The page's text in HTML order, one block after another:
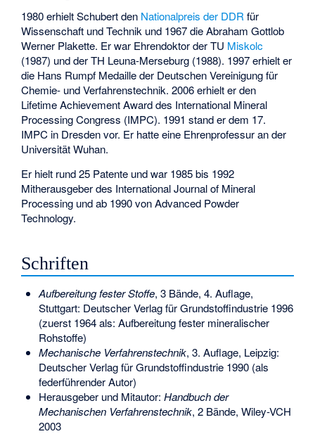
1980 erhielt Schubert den Nationalpreis der DDRfür
Wissenschaft und Technik und 1967 die Abraham Gottlob
Werner Plakette. Er war Ehrendoktor der TU Miskolc
(1987) und der TH Leuna-Merseburg (1988). 1997 erhielt er
die Hans Rumpf Medaille der Deutschen Vereinigung für
Chemie- und Verfahrenstechnik. 2006 erhielt er den
Lifetime Achievement Award des International Mineral
Processing Congress (IMPC). 1991 stand er dem 17.
IMPC in Dresden vor. Er hatte eine Ehrenprofessur an der
Universität Wuhan.
Er hielt rund 25 Patente und war 1985 bis 1992
Mitherausgeber des International Journal of Mineral
Processing und ab 1990 von Advanced Powder
Technology.
Schriften
Aufbereitung fester Stoffe, 3 Bände, 4. Auflage,
Stuttgart: Deutscher Verlag für Grundstoffindustrie 1996
(zuerst 1964 als: Aufbereitung fester mineralischer
Rohstoffe)
Mechanische Verfahrenstechnik, 3. Auflage, Leipzig:
Deutscher Verlag für Grundstoffindustrie 1990 (als
federführender Autor)
Herausgeber und Mitautor: Handbuch der
Mechanischen Verfahrenstechnik, 2 Bände, Wiley-VCH
2003